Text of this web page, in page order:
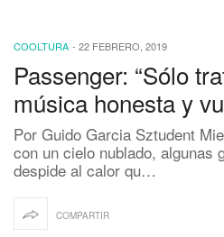
COOLTURA - 22 FEBRERO, 2019
Passenger: “Sólo
música honesta y
Por Guido Garcia Sztudent
con un cielo nublado, algunas
despide al calor qu…
COMPARTIR